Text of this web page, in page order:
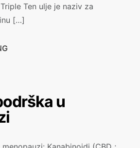
Ten ulje je naziv za
[…]
u